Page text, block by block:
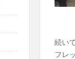
続い
フレ